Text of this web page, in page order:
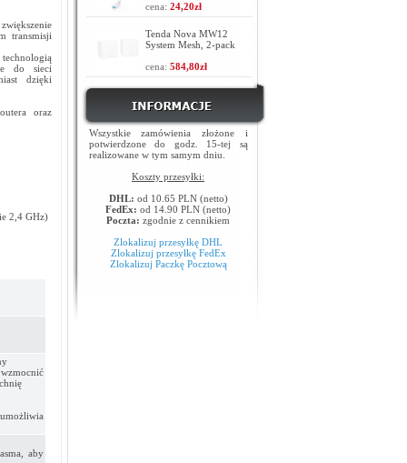
transmisji
do sieci
dzięki
oraz
2,4 GHz)
aby
cena: 24,20zł
Tenda Nova MW12
System Mesh, 2-pack
cena: 584,80zł
Wszystkie zamówienia złożone i
potwierdzone do godz. 15-tej są
realizowane w tym samym dniu.
Koszty przesyłki:
DHL: od 10.65 PLN (netto)
FedEx: od 14.90 PLN (netto)
Poczta: zgodnie z cennikiem
Zlokalizuj przesyłkę DHL
Zlokalizuj przesyłkę FedEx
Zlokalizuj Paczkę Pocztową